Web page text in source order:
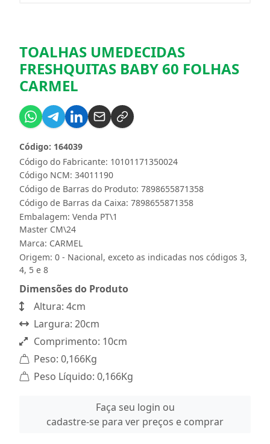
TOALHAS UMEDECIDAS
FRESHQUITAS BABY 60 FOLHAS
CARMEL
Código do Fabricante: 10101171350024
Código: 164039
Código NCM: 34011190
Código de Barras do Produto: 7898655871358
Código de Barras da Caixa: 7898655871358
Embalagem: Venda PT\1
Master CM\24
Marca: CARMEL
Origem: 0 - Nacional, exceto as indicadas nos códigos 3,
4, 5 e 8
Dimensões do Produto
Altura: 4cm
Largura: 20cm
Comprimento: 10cm
Peso: 0,166Kg
Peso Líquido: 0,166Kg
Faça seu login ou
cadastre-se para ver preços e comprar